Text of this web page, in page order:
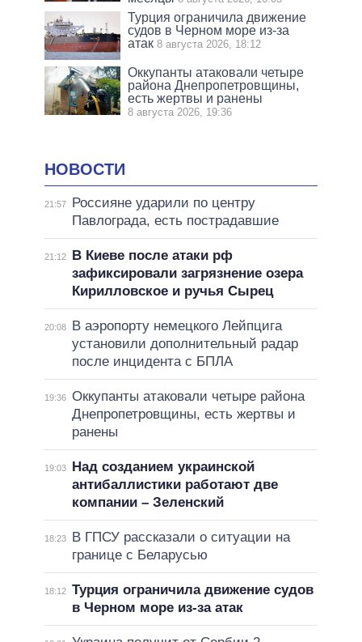
Турция ограничила движение
судов в Черном море из-за
атак 8 августа 2026, 18:12
Оккупанты атаковали четыре
района Днепропетровщины,
есть жертвы и ранены
8 августа 2026, 19:36
НОВОСТИ
21:57
Россияне ударили по центру
Павлограда, есть пострадавшие
21:12
В Киеве после атаки рф
зафиксировали загрязнение озера
Кирилловское и ручья Сырец
20:08
В аэропорту немецкого Лейпцига
установили дополнительный радар
после инцидента с БПЛА
19:36 Оккупанты атаковали четыре района
Днепропетровщины, есть жертвы и
ранены
19:03
Над созданием украинской
антибаллистики работают две
компании – Зеленский
18:23
В ГПСУ рассказали о ситуации на
границе с Беларусью
18:12 Турция ограничила движение судов
в Черном море из-за атак